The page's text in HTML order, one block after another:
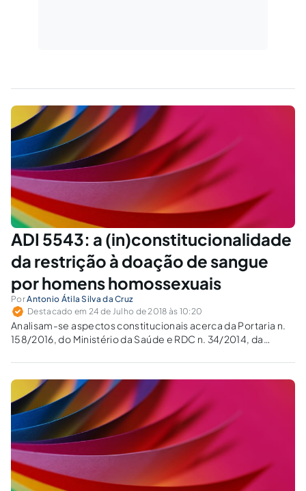
ADI 5543: a (in)constitucionalidade
da restrição à doação de sangue
por homens homossexuais
PorAntonio Átila Silva da Cruz
Destacado em 24 de Julho de 2018 às 10:20
Analisam-se aspectos constitucionais acerca da Portaria n.
158/2016, do Ministério da Saúde e RDC n. 34/2014, da